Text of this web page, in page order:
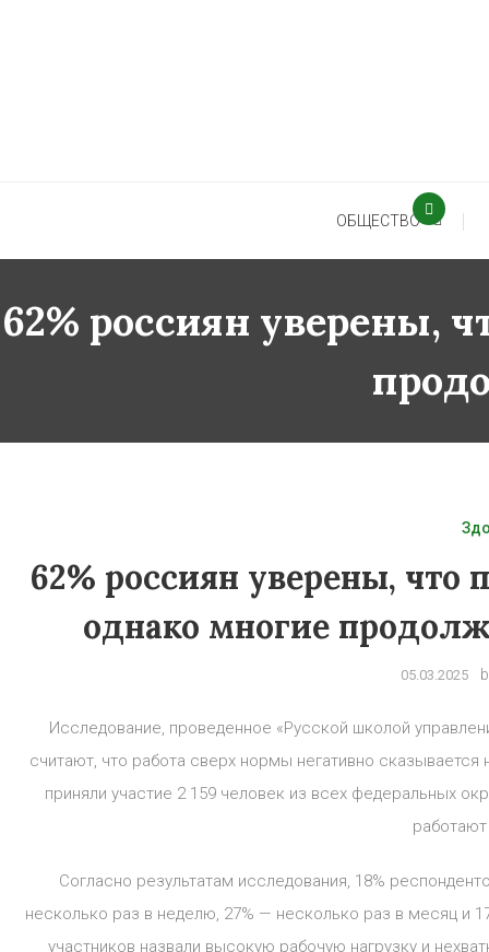
ОБЩЕСТВО
62% россиян уверены,
62% россиян уверены, что
однако многие
05.03.2025
Исследование, проведенное «Русской школой
считают, что работа сверх нормы негативно
приняли участие 2 159 человек из всех федеральных
Согласно результатам исследования, 18%
несколько раз в неделю, 27% — несколько раз в месяц и
участников назвали высокую рабочую нагрузку и